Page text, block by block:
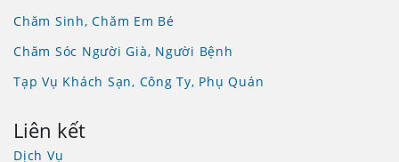
Chăm Sinh, Chăm Em Bé
Chăm Sóc Người Già, Người Bệnh
Tạp Vụ Khách Sạn, Công Ty, Phụ Quán
Liên kết
Dịch Vụ